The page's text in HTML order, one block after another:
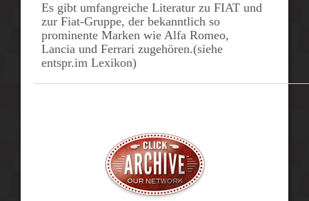
Es gibt umfangreiche Literatur zu FIAT und
zur Fiat-Gruppe, der bekanntlich so
prominente Marken wie Alfa Romeo,
Lancia und Ferrari zugehören.(siehe
entspr.im Lexikon)